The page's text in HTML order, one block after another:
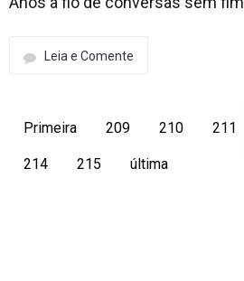
Leia e Comente
Primeira 209 210 211
214 215 última